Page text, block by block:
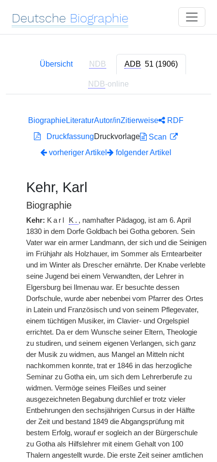
Deutsche Biographie
Übersicht NDB ADB 51 (1906)
NDB-online
BiographieLiteraturAutor/inZitierweise
RDF
DruckfassungDruckvorlage
Scan
vorheriger Artikel
folgender Artikel
Kehr, Karl
Biographie
Kehr: Karl K. , namhafter Pädagog, ist am 6. April
1830 in dem Dorfe Goldbach bei Gotha geboren. Sein
Vater war ein armer Landmann, der sich und die Seinigen
im Frühjahr als Holzhauer, im Sommer als Erntearbeiter
und im Winter als Drescher ernährte. Der Knabe verlebte
seine Jugend bei einem Verwandten, der Lehrer in
Elgersburg bei Ilmenau war. Er besuchte dessen
Dorfschule, wurde aber nebenbei vom Pfarrer des Ortes
in Latein und Französisch und von seinem Pflegevater,
einem tüchtigen Musiker, im Clavier- und Orgelspiel
errichtet. Da er dem Wunsche seiner Eltern, Theologie
zu studiren, und seinem eigenen Verlangen, sich ganz
der Musik zu widmen, aus Mangel an Mitteln nicht
nachkommen konnte, trat er 1846 in das herzogliche
Seminar zu Gotha ein, um sich dem Lehrerberufe zu
widmen. Vermöge seines Fleißes und seiner
ausgezeichneten Begabung durchlief er trotz vieler
Entbehrungen den sechsjährigen Cursus in der Hälfte
der Zeit und bestand 1849 die Abgangsprüfung mit
bestem Erfolg, worauf er sogleich an der Bürgerschule
zu Gotha als Hilfslehrer mit einem Gehalt von 100
Thalern angestellt wurde. Die erste Zeit seiner amtlichen